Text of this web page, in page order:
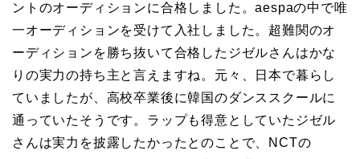
ントのオーディションに合格しました。aespaの中で唯
一オーディションを受けて入社しました。超難関のオ
ーディションを勝ち抜いて合格したジゼルさんはかな
りの実力の持ち主と言えますね。元々、日本で暮らし
ていましたが、高校卒業後に韓国のダンススクールに
通っていたそうです。ラップも得意としていたジゼル
さんは実力を披露したかったとのことで、NCTの